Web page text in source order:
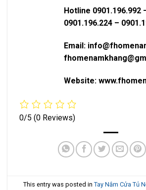
Hotline 0901.196.992
0901.196.224 –
Email:
Website:
0/5 (0 Reviews)
This entry was posted in Tay Nắm Cửa Tủ